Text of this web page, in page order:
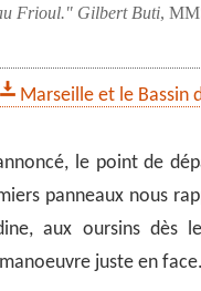
Frioul.
Gilbert Buti,
Marseille et le Bassin
le point de
panneaux nous
aux oursins dès le
juste en face.